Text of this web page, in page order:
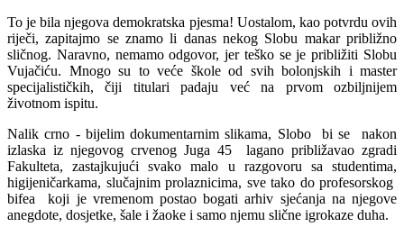
To je bila njegova demokratska pjesma! Uostalom, kao potvrdu ovih
riječi, zapitajmo se znamo li danas nekog Slobu makar približno
sličnog. Naravno, nemamo odgovor, jer teško se je približiti Slobu
Vujačiću. Mnogo su to veće škole od svih bolonjskih i master
specijalističkih, čiji titulari padaju već na prvom ozbiljnijem
životnom ispitu.
Nalik crno - bijelim dokumentarnim slikama, Slobo bi se nakon
izlaska iz njegovog crvenog Juga 45 lagano približavao zgradi
Fakulteta, zastajkujući svako malo u razgovoru sa studentima,
higijeničarkama, slučajnim prolaznicima, sve tako do profesorskog
bifea koji je vremenom postao bogati arhiv sjećanja na njegove
anegdote, dosjetke, šale i žaoke i samo njemu slične igrokaze duha.